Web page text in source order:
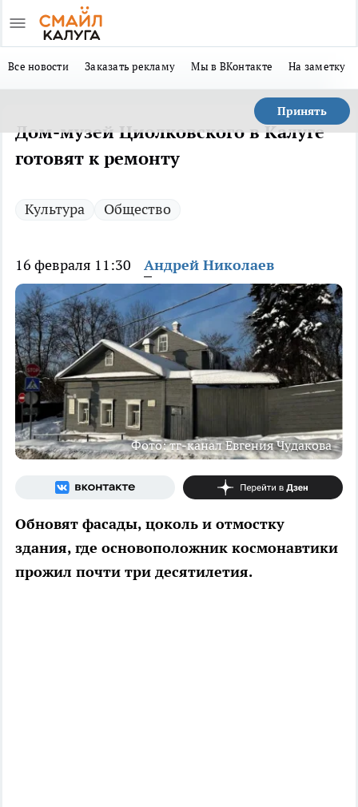
Все новости Заказать рекламу Мы в ВКонтакте На заметку
Принять
Дом-музей Циолковского в Калуге
готовят к ремонту
Культура Общество
16 февраля 11:30 Андрей Николаев
Фото: тг-канал Евгения Чудакова
Обновят фасады, цоколь и отмостку
здания, где основоположник космонавтики
прожил почти три десятилетия.